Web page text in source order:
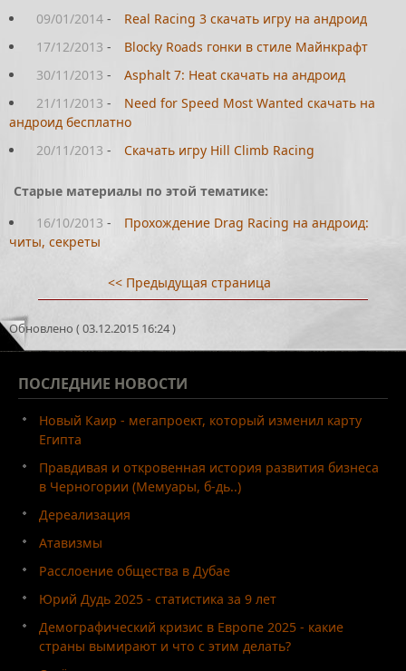
09/01/2014 -
Real Racing 3 скачать игру на андроид
17/12/2013 -
Blocky Roads гонки в стиле Майнкрафт
30/11/2013 -
Asphalt 7: Heat скачать на андроид
21/11/2013 -
Need for Speed Most Wanted скачать на
андроид бесплатно
20/11/2013 - Скачать игру Hill Climb Racing
Старые материалы по этой тематике:
16/10/2013 -
Прохождение Drag Racing на андроид:
читы, секреты
<< Предыдущая страница
Обновлено ( 03.12.2015 16:24 )
ПОСЛЕДНИЕ НОВОСТИ
Новый Каир - мегапроект, который изменил карту
Египта
Правдивая и откровенная история развития бизнеса
в Черногории (Мемуары, б-дь..)
Дереализация
Атавизмы
Расслоение общества в Дубае
Юрий Дудь 2025 - статистика за 9 лет
Демографический кризис в Европе 2025 - какие
страны вымирают и что с этим делать?